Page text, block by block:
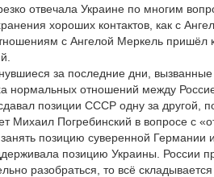
отвечала Украине по многим
хороших контактов, как с
с Ангелой Меркель пришёл
за последние дни,
нормальных отношений между
позиции СССР одну за другой,
Михаил Погребинский в вопросе с
позицию суверенной
позицию Украины. России
разобраться, то всё